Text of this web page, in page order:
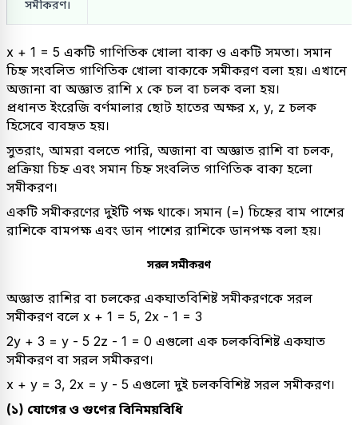
সমীকরণ।
x + 1 = 5 একটি গাণিতিক খোলা বাক্য ও একটি সমতা। সমান
চিহ্ন সংবলিত গাণিতিক খোলা বাক্যকে সমীকরণ বলা হয়। এখানে
অজানা বা অজ্ঞাত রাশি x কে চল বা চলক বলা হয়।
প্রধানত ইংরেজি বর্ণমালার ছোট হাতের অক্ষর x, y, z চলক
হিসেবে ব্যবহৃত হয়।
সুতরাং, আমরা বলতে পারি, অজানা বা অজ্ঞাত রাশি বা চলক,
প্রক্রিয়া চিহ্ন এবং সমান চিহ্ন সংবলিত গাণিতিক বাক্য হলো
সমীকরণ।
একটি সমীকরণের দুইটি পক্ষ থাকে। সমান (=) চিহ্নের বাম পাশের
রাশিকে বামপক্ষ এবং ডান পাশের রাশিকে ডানপক্ষ বলা হয়।
সরল সমীকরণ
অজ্ঞাত রাশির বা চলকের একঘাতবিশিষ্ট সমীকরণকে সরল
সমীকরণ বলে x + 1 = 5, 2x - 1 = 3
2y + 3 = y - 5 2z - 1 = 0 এগুলো এক চলকবিশিষ্ট একঘাত
সমীকরণ বা সরল সমীকরণ।
x + y = 3, 2x = y - 5 এগুলো দুই চলকবিশিষ্ট সরল সমীকরণ।
(১) যোগের ও গুণের বিনিময়বিধি